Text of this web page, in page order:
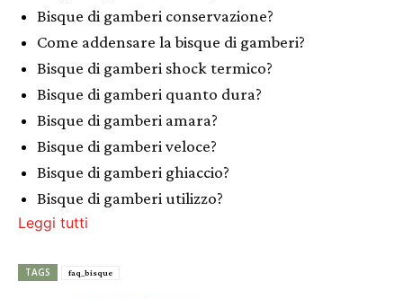
Bisque di gamberi conservazione?
Come addensare la bisque di gamberi?
Bisque di gamberi shock termico?
Bisque di gamberi quanto dura?
Bisque di gamberi amara?
Bisque di gamberi veloce?
Bisque di gamberi ghiaccio?
Bisque di gamberi utilizzo?
Leggi tutti
TAGS faq_bisque